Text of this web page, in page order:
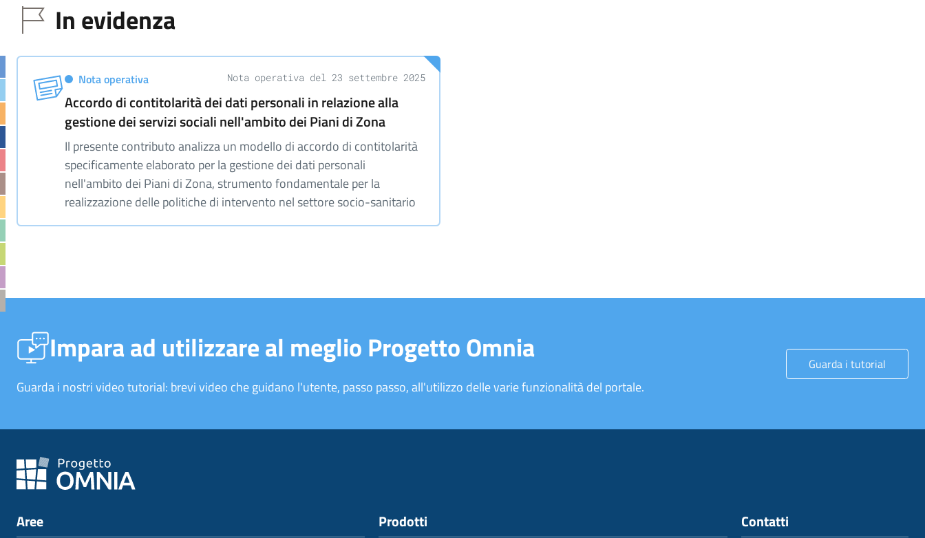
In evidenza
Nota operativa Nota operativa del 23 settembre 2025
Accordo di contitolarità dei dati personali in relazione alla
gestione dei servizi sociali nell'ambito dei Piani di Zona
Il presente contributo analizza un modello di accordo di contitolarità
specificamente elaborato per la gestione dei dati personali
nell'ambito dei Piani di Zona, strumento fondamentale per la
realizzazione delle politiche di intervento nel settore socio-sanitario
Impara ad utilizzare al meglio Progetto Omnia
Guarda i nostri video tutorial: brevi video che guidano l'utente, passo passo, all'utilizzo delle varie funzionalità del portale.
Guarda i tutorial
Aree Prodotti Contatti